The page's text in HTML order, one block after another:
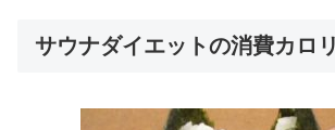
サウナダイエットの消費カロ